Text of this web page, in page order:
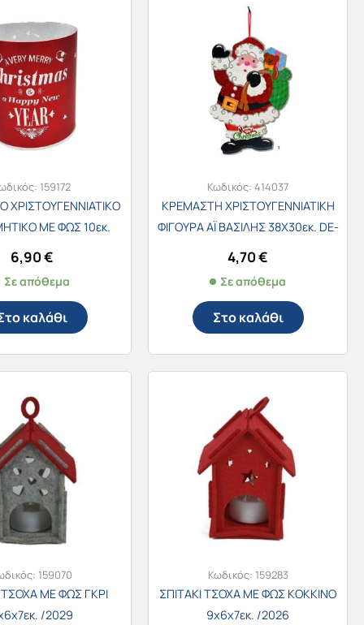
159172
ΧΡΙΣΤΟΥΓΕΝΝΙΑΤΙΚΟ
ΜΕ ΦΩΣ 10εκ.
6,90€
Σε απόθεμα
καλάθι
Κωδικός:414037
ΚΡΕΜΑΣΤΗ ΧΡΙΣΤΟΥΓENNIATIKH
ΦΙΓΟΥΡΑ ΑΪ ΒΑΣΙΛΗΣ 38Χ30εκ. DE-
4,70€
Σε απόθεμα
Στο καλάθι
159070
ΤΣΟΧΑ ΜΕ ΦΩΣ ΓΚΡΙ
/2029
Κωδικός: 159283
ΣΠΙΤΑΚΙ ΤΣΟΧΑ ΜΕ ΦΩΣ ΚΟΚΚΙΝΟ
9x6x7εκ. /2026